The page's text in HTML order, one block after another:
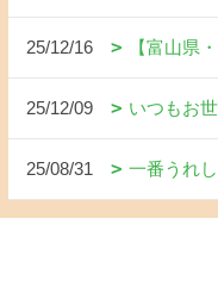
25/12/16 【富山県
25/12/09 いつもお
25/08/31 一番うれし